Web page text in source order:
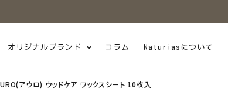
オリジナルブランド コラム Naturiasについて
アウロ) ウッドケア ワックスシート 10枚入